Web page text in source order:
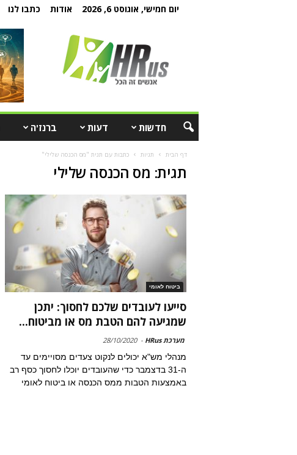
יום חמישי, אוגוסט 6, 2026 אודות כתבו לנו
חדשות דעות ברנז'ה
דף הבית תגיות כתבות עם תגית "מס הכנסה שלילי"
תגית: מס הכנסה שלילי
ביטוח לאומי
סייעו לעובדים שלכם לחסוך: יתכן
שמגיעה להם הטבת מס או מביטוח...
מערכת HRus -
28/10/2020
מנהלי מש"א יכולים לנקוט צעדים מסויימים עד
ה-31 בדצמבר כדי שהעובדים יוכלו לחסוך כסף רב
באמצעות הטבות ממס הכנסה או ביטוח לאומי